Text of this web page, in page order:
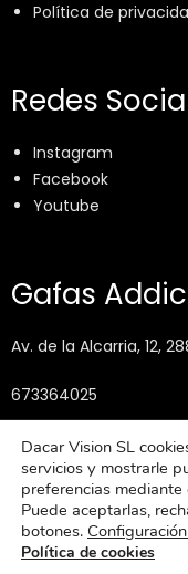
Política de
Redes
Instagram
Facebook
Youtube
Gafas
Av. de la Alcarria, 12,
673364025
Dacar Vision SL
servicios y mostrarle
preferencias
Puede aceptarlas,
botones.
Política de cookies